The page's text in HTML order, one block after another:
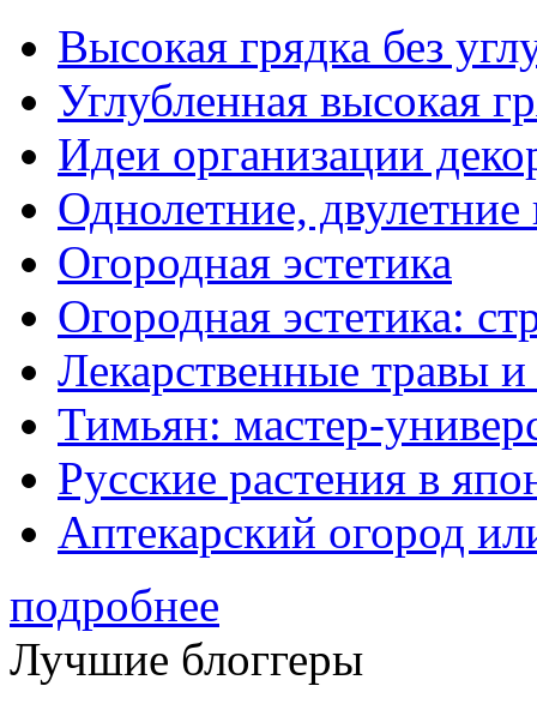
Высокая грядка без
Углубленная высокая
Идеи организации
Однолетние,
Огородная эстетика
Огородная эстетика:
Лекарственные травы и
Тимьян: мастер-
Русские растения в
Аптекарский огород
подробнее
Лучшие блоггеры